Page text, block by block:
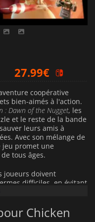
27.99€
28.99€
coopérative
bien-aimés à l'action.
: Dawn of the Nugget, les
et le reste de la bande
leurs amis à
Avec son mélange de
jeu promet une
tous âges.
joueurs doivent
difficiles, en évitant
et les méchants
minutieuse, de la
pour libérer les
Chicken